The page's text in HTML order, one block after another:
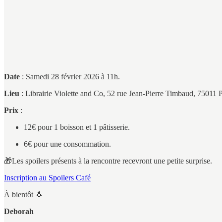
Date : Samedi 28 février 2026 à 11h.
Lieu : Librairie Violette and Co, 52 rue Jean-Pierre Timbaud, 75011
Prix :
12€ pour 1 boisson et 1 pâtisserie.
6€ pour une consommation.
🎁Les spoilers présents à la rencontre recevront une petite surprise.
Inscription au Spoilers Café
À bientôt 🐧
Deborah